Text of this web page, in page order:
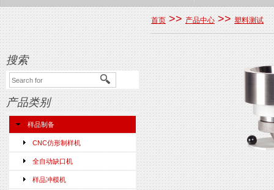
搜索
产品类别
样品制备
CNC仿形制样机
全自动缺口机
样品冲模机
首页 >> 产品中心 >>塑料测试